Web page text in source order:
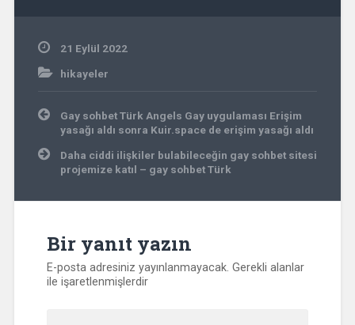
21 Eylül 2022
hikayeler
Yazı
gezinmesi
Gay sohbet Türk Angels Gay uygulaması Erişim
yasağı aldı sonra Kuir.space de erişim yasağı aldı
Daha ciddi ilişkiler bulabileceğin gay sohbet sitesi
projemize katıl – gay sohbet Türk
Bir yanıt yazın
E-posta adresiniz yayınlanmayacak. Gerekli alanlar
ile işaretlenmişlerdir